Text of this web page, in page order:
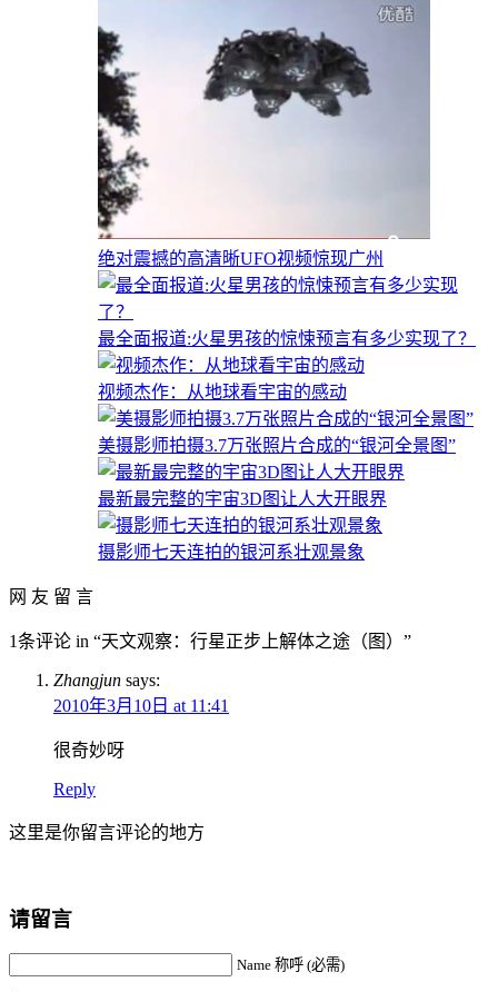
绝对震撼的高清晰UFO视频惊现广州
最全面报道:火星男孩的惊悚预言有多少实现了？
视频杰作：从地球看宇宙的感动
美摄影师拍摄3.7万张照片合成的“银河全景图”
最新最完整的宇宙3D图让人大开眼界
摄影师七天连拍的银河系壮观景象
网 友 留 言
1条评论 in “天文观察：行星正步上解体之途（图）”
Zhangjun says:
2010年3月10日 at 11:41
很奇妙呀
Reply
这里是你留言评论的地方
请留言
Name 称呼 (必需)